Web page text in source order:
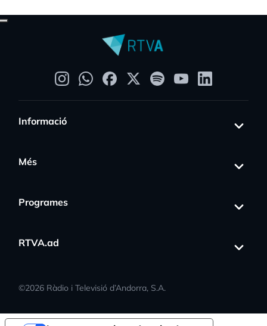
Informació
Més
Programes
RTVA.ad
©2026 Ràdio i Televisió d’Andorra, S.A.